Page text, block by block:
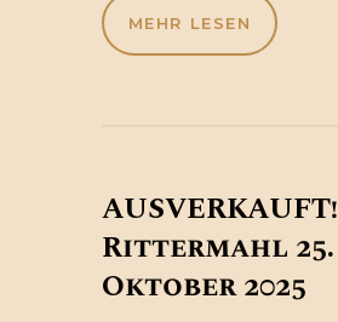
MEHR LESEN
AUSVERKAUFT!
Rittermahl 25.
Oktober 2025